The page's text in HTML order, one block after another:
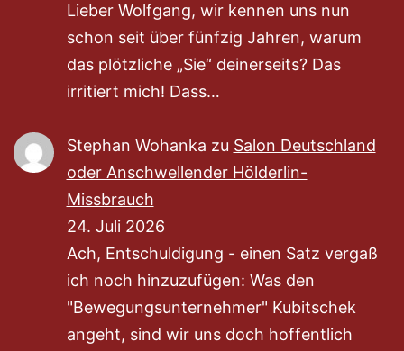
Lieber Wolfgang, wir kennen uns nun
schon seit über fünfzig Jahren, warum
das plötzliche „Sie“ deinerseits? Das
irritiert mich! Dass…
Stephan Wohanka zu Salon Deutschland
oder Anschwellender Hölderlin-
Missbrauch
24. Juli 2026
Ach, Entschuldigung - einen Satz vergaß
ich noch hinzuzufügen: Was den
"Bewegungsunternehmer" Kubitschek
angeht, sind wir uns doch hoffentlich